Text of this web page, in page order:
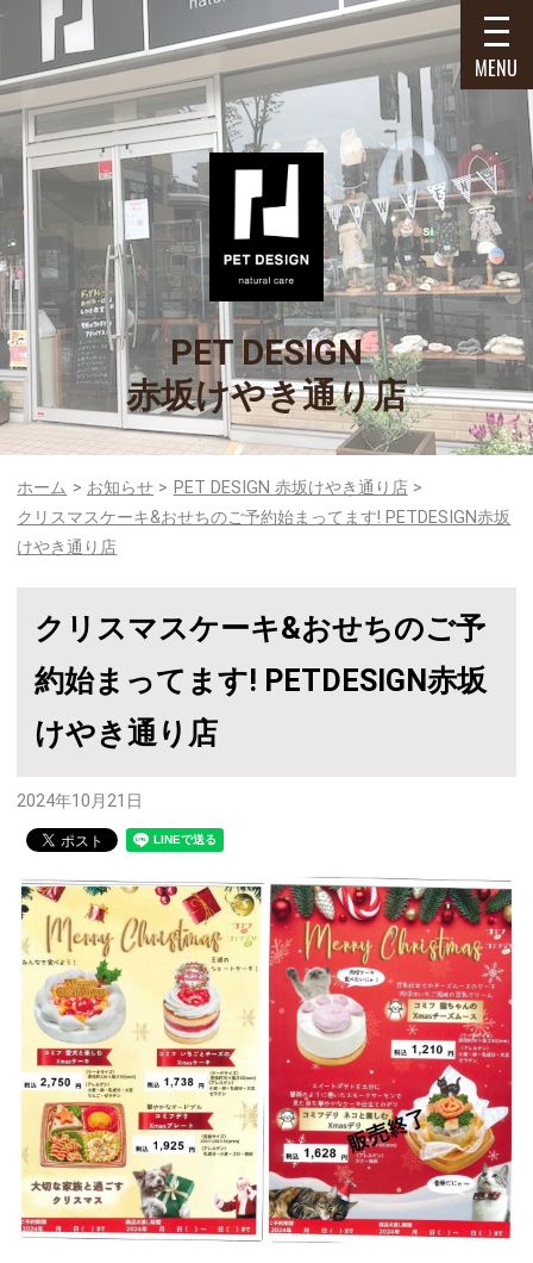
PET DESIGN
赤坂けやき通り店
MENU
ホーム お知らせ
PET DESIGN 赤坂けやき通り店
クリスマスケーキ&おせちのご予約始まってます! PETDESIGN赤坂
けやき通り店
クリスマスケーキ&おせちのご予
約始まってます! PETDESIGN赤坂
けやき通り店
2024年10月21日